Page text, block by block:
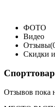
ФОТО
Видео
Скидки
Отзывов пока